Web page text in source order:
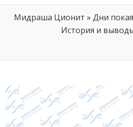
Мидраша Ционит » Дни
История и